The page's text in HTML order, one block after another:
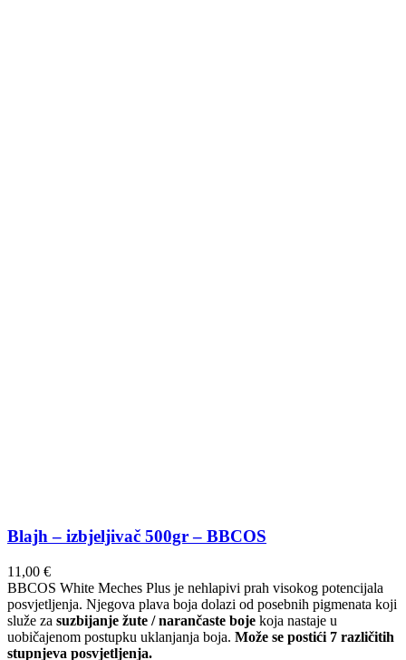
Blajh – izbjeljivač 500gr – BBCOS
11,00 €
BBCOS White Meches Plus je nehlapivi prah visokog potencijala
posvjetljenja. Njegova plava boja dolazi od posebnih pigmenata koji
služe za suzbijanje žute / narančaste boje koja nastaje u
uobičajenom postupku uklanjanja boja. Može se postići 7 različitih
stupnjeva posvjetljenja.